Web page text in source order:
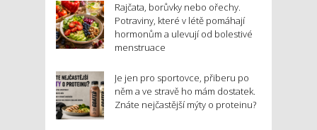
Rajčata, borůvky nebo ořechy.
Potraviny, které v létě pomáhají
hormonům a ulevují od bolestivé
menstruace
Je jen pro sportovce, přiberu po
něm a ve stravě ho mám dostatek.
Znáte nejčastější mýty o proteinu?